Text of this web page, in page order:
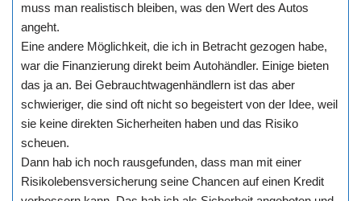
muss man realistisch bleiben, was den Wert des Autos
angeht.
Eine andere Möglichkeit, die ich in Betracht gezogen habe,
war die Finanzierung direkt beim Autohändler. Einige bieten
das ja an. Bei Gebrauchtwagenhändlern ist das aber
schwieriger, die sind oft nicht so begeistert von der Idee, weil
sie keine direkten Sicherheiten haben und das Risiko
scheuen.
Dann hab ich noch rausgefunden, dass man mit einer
Risikolebensversicherung seine Chancen auf einen Kredit